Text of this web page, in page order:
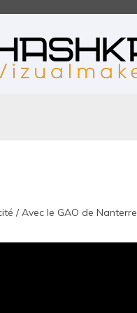
/ Avec le GAO de Nanterre